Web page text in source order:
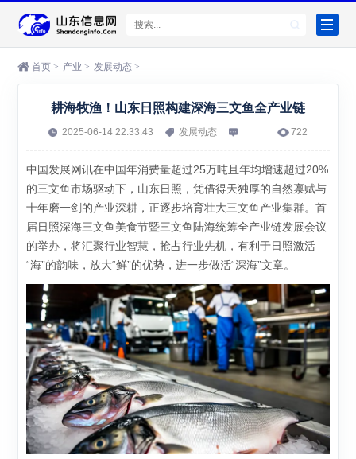
首页 > 产业 > 发展动态 >
耕海牧渔！山东日照构建深海三文鱼全产业链
2025-06-14 22:33:43 发展动态 722
中国发展网讯在中国年消费量超过25万吨且年均增速超过20%
的三文鱼市场驱动下，山东日照，凭借得天独厚的自然禀赋与
十年磨一剑的产业深耕，正逐步培育壮大三文鱼产业集群。首
届日照深海三文鱼美食节暨三文鱼陆海统筹全产业链发展会议
的举办，将汇聚行业智慧，抢占行业先机，有利于日照激活
“海”的韵味，放大“鲜”的优势，进一步做活“深海”文章。